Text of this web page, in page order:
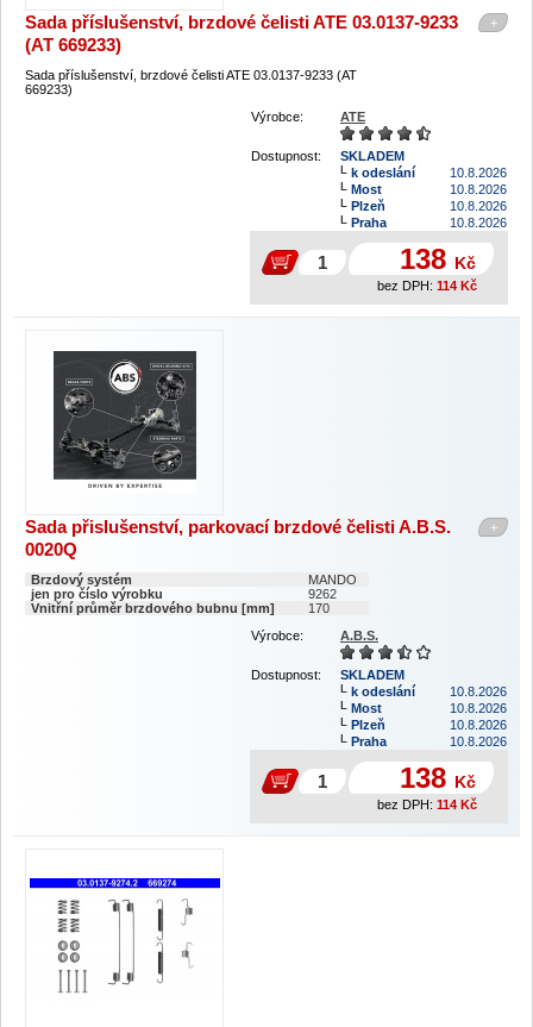
+
Sada příslušenství, brzdové čelisti ATE 03.0137-9233
(AT 669233)
Sada příslušenství, brzdové čelisti ATE 03.0137-9233 (AT
669233)
Výrobce:
ATE
Dostupnost:
SKLADEM
k odeslání
10.8.2026
Most
10.8.2026
Plzeň
10.8.2026
Praha
10.8.2026
138 Kč
bez DPH: 114 Kč
+
Sada přislušenství, parkovací brzdové čelisti A.B.S.
0020Q
Brzdový systém
MANDO
jen pro číslo výrobku
9262
Vnitřní průměr brzdového bubnu [mm]
170
Výrobce:
A.B.S.
Dostupnost:
SKLADEM
k odeslání
10.8.2026
Most
10.8.2026
Plzeň
10.8.2026
Praha
10.8.2026
138 Kč
bez DPH: 114 Kč